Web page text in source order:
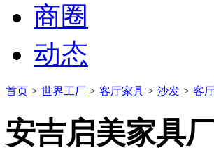
商圈
动态
首页 > 世界工厂 > 客厅家具 > 沙发 > 客
安吉启美家具